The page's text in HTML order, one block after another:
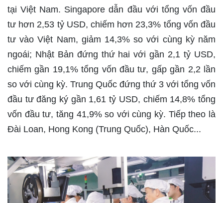
tại Việt Nam. Singapore dẫn đầu với tổng vốn đầu
tư hơn 2,53 tỷ USD, chiếm hơn 23,3% tổng vốn đầu
tư vào Việt Nam, giảm 14,3% so với cùng kỳ năm
ngoái; Nhật Bản đứng thứ hai với gần 2,1 tỷ USD,
chiếm gần 19,1% tổng vốn đầu tư, gấp gần 2,2 lần
so với cùng kỳ. Trung Quốc đứng thứ 3 với tổng vốn
đầu tư đăng ký gần 1,61 tỷ USD, chiếm 14,8% tổng
vốn đầu tư, tăng 41,9% so với cùng kỳ. Tiếp theo là
Đài Loan, Hong Kong (Trung Quốc), Hàn Quốc...